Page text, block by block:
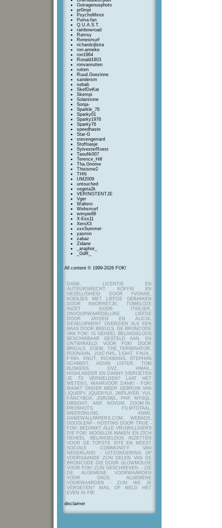
Outrageousphoto
pr0mpt
PsychoMirror
Puma-fan
Q.U.A.S.T.
rainbowroad
Ramsy
Renesmurf
richardzijlstra
ron-anneke
ron1964
Ronald1903
ronvanrutten
rutten
Ruud.Goezinne
sandersm
sebab
SkefDeKat
Skempi
Solarstone
Sonja-
Sparkle_76
Sparky01
Sparky1976
Sparky76
speedhaste
Star-G
stevengerrard
Stoffoasje
SylvesterRoest
Taoufik007
Terence_Hill
Tha.Gnome
Thisisme2
THN
UM2009
untouched
vegeta2k
VERINGTENTJE
Vger
Waltero
Websmurf
wimpie88
X-Ess11
XeroX3
xxxSummer
yasmin
zabaz
Zidane
_araphor_
_GdR_
All content © 1999-2026 FOK!
DANK, LICENTIE EN
AUTEURSRECHT: KOFFIE EN
GEZELLIGHEID DOOR YVONNE,
KOEKJES MET LIEFDE GEBAKKEN
DOOR KNORRETJE, TOMELOZE
INZET DOOR ITEEJER,
ONVOORWAARDELIJKE LIEFDE
DOOR JAYDEN EN ALICIA,
DEVELOPMENT OVERZIEN ALS EEN
BAAS DOOR BREULS. DE BRONCODE
VAN FOK! IS GEHEEL BELANGELOOS
BESCHIKBAAR GESTELD AAN, EN
ONTWIKKELD VOOR FOK! DOOR
BREULS, ZOEM, THE_TERMINATOR,
ROONAAN, JUICYHIL, LIGHT, FAUX.,
FYAH, KNUT, RICKMANS, STEPHAN
SCHMIDT, AIDAN LISTER, TOM
BUSKENS, DVZ, HMAIL,
HIGHLANDER EN DANNY (VERGETEN
JE TE VERMELDEN? LAAT HET
WETEN!), WAARVOOR DANK! - FOK!
MAAKT ONDER MEER GEBRUIK VAN
JQUERY, JQUERYUI, JWPLAYER, YUI,
FANCYBOX, JGROWL, PHP, MYSQL,
DBSIGHT, ANP, NOVUM, ZOOM.IN,
PROSHOTS, FILMTOTAAL,
WEERONLINE, KNMI,
GAMEWALLPAPERS.COM, WEBADS,
GOOGLEAP - HOSTING DOOR TRUE -
FOK! BEDANKT ALLE VRIJWILLIGERS
DIE FOK! MOGELIJK MAKEN EN ZICH
GEHEEL BELANGELOOS INZETTEN
VOOR DE TOFSTE SITE EN MEEST
SOCIALE COMMUNITY VAN
NEDERLAND - UITZONDERING OP
VOORGAANDE ZIJN DELEN VAN DE
BRONCODE DIE DOOR GLOWMOUSE
VOOR FOK! ZIJN GESCHREVEN. - ZIE
DE ALGEMENE VOORWAARDEN
VOOR ONZE ALGEMENE
VOORWAARDEN - ZIJN WE JE
VERGETEN? MAIL OF MELD HET
EVEN IN FB!
disclaimer